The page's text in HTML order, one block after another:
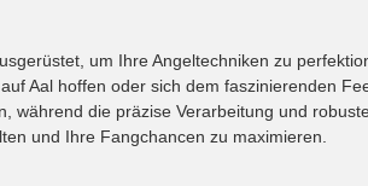
um Ihre Angeltechniken zu
Aal hoffen oder sich dem faszinierenden
während die präzise Verarbeitung und
und Ihre Fangchancen zu maximieren.